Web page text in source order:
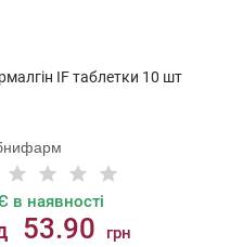
IF таблетки 10 шт
в наявності
53.90 грн